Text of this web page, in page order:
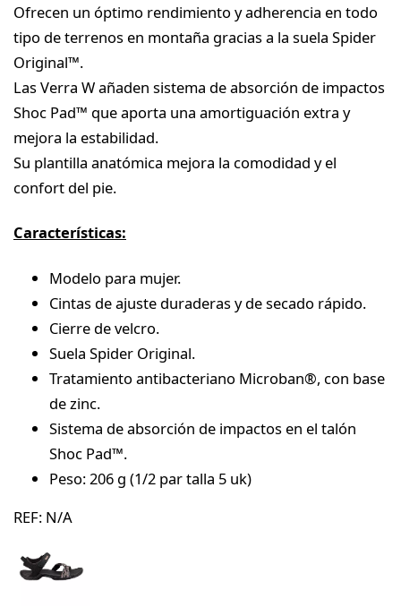
Ofrecen un óptimo rendimiento y adherencia en todo
tipo de terrenos en montaña gracias a la suela Spider
Original™.
Las Verra W añaden sistema de absorción de impactos
Shoc Pad™ que aporta una amortiguación extra y
mejora la estabilidad.
Su plantilla anatómica mejora la comodidad y el
confort del pie.
Características:
Modelo para mujer.
Cintas de ajuste duraderas y de secado rápido.
Cierre de velcro.
Suela Spider Original.
Tratamiento antibacteriano Microban®, con base
de zinc.
Sistema de absorción de impactos en el talón
Shoc Pad™.
Peso: 206 g (1/2 par talla 5 uk)
REF: N/A